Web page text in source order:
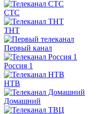
СТС
ТНТ
Первый канал
Россия 1
НТВ
Домашний